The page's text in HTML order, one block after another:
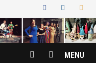
MENU